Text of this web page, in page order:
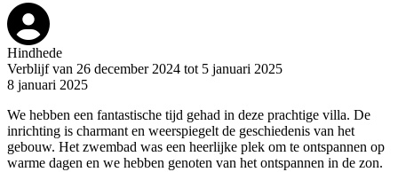
Hindhede
Verblijf van 26 december 2024 tot 5 januari 2025
8 januari 2025
We hebben een fantastische tijd gehad in deze prachtige villa. De
inrichting is charmant en weerspiegelt de geschiedenis van het
gebouw. Het zwembad was een heerlijke plek om te ontspannen op
warme dagen en we hebben genoten van het ontspannen in de zon.